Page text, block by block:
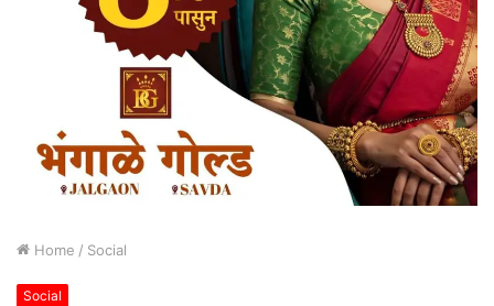
Home / Social
Social